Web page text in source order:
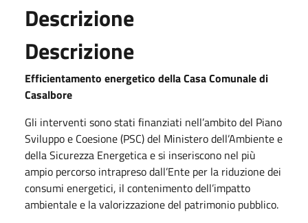
Descrizione
Descrizione
Efficientamento energetico della Casa Comunale di
Casalbore
Gli interventi sono stati finanziati nell’ambito del Piano
Sviluppo e Coesione (PSC) del Ministero dell’Ambiente e
della Sicurezza Energetica e si inseriscono nel più
ampio percorso intrapreso dall’Ente per la riduzione dei
consumi energetici, il contenimento dell’impatto
ambientale e la valorizzazione del patrimonio pubblico.